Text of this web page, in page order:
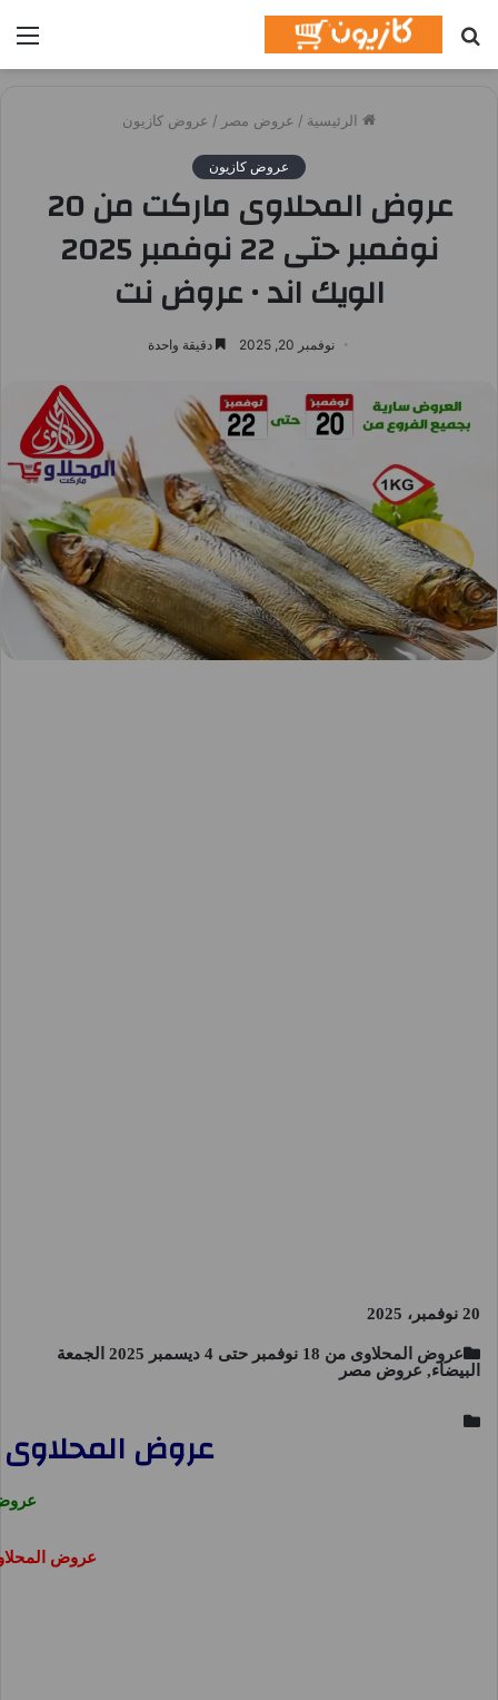
عن
الرئيسية / عروض مصر / عروض كازيون
عروض كازيون
عروض المحلاوى ماركت من 20
نوفمبر حتى 22 نوفمبر 2025
الويك اند • عروض نت
نوفمبر 20, 2025 دقيقة واحدة
20 نوفمبر، 2025
عروض المحلاوى من 18 نوفمبر حتى 4 ديسمبر 2025 الجمعة
البيضاء, عروض مصر
عروض المحلاوى ماركت من 20 نوفمبر
عروض